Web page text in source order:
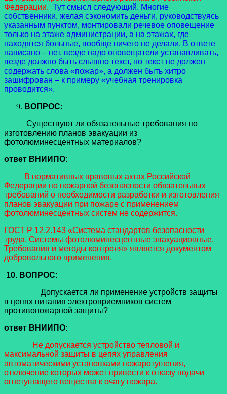
Федерации. Тут смысл следующий. Многие
собственники, желая сэкономить деньги, руководствуясь
указанным пунктом, монтировали речевое оповещение
только на этаже администрации, а на этажах, где
находятся больные, вообще ничего не делали. В ответе
написано – нет, везде надо оповещатели устанавливать,
везде должно быть слышно текст, но текст не должен
содержать слова «пожар», а должен быть хитро
зашифрован – к примеру «учебная тренировка
проводится».
ВОПРОС:
Существуют ли обязательные требования по
изготовлению планов эвакуации из
фотолюминесцентных материалов?
ответ ВНИИПО:
В нормативных правовых актах Российской
Федерации по пожарной безопасности обязательных
требований о необходимости разработки и изготовления
планов эвакуации при пожаре с применением
фотолюминесцентных систем не содержится.
ГОСТ Р 12.2.143 «Система стандартов безопасности
труда. Системы фотолюминесцентные эвакуационные.
Требования и методы контроля» является документом
добровольного применения.
10. ВОПРОС:
Допускается ли применение устройств защиты
в цепях питания электроприемников систем
противопожарной защиты?
ответ ВНИИПО:
Не допускается устройство тепловой и
максимальной защиты в цепях управления
автоматическими установками пожаротушения,
отключение которых может привести к отказу подачи
огнетушащего вещества к очагу пожара.